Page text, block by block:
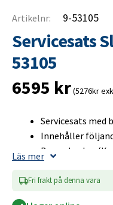
Artikelnr: 9-53105
Servicesats
53105
6595 kr(5276kr
Servicesats med
Innehåller
Bromsbackar
Navkåpa
Läs mer
Fri frakt på denna vara